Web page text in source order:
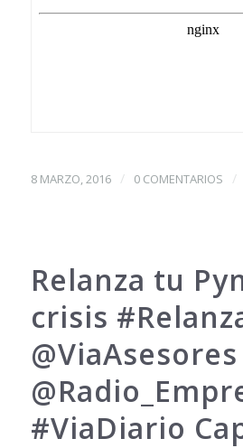
8 MARZO, 2016 / 0 COMENTARIOS /
Relanza tu
crisis
#ViaDiario